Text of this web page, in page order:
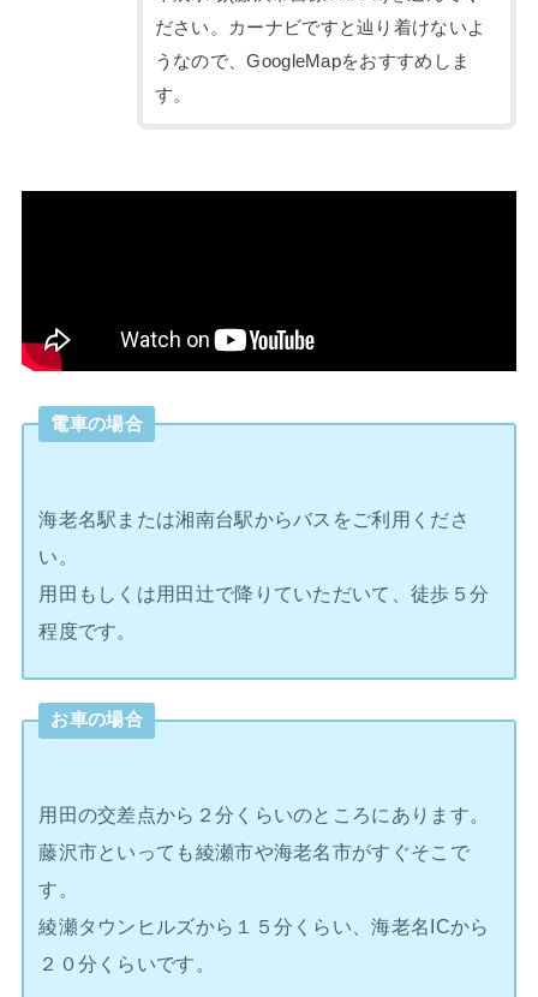
ださい。カーナビですと辿り着けないよ
うなので、GoogleMapをおすすめしま
す。
電車の場合
海老名駅または湘南台駅からバスをご利用くださ
い。
用田もしくは用田辻で降りていただいて、徒歩５分
程度です。
お車の場合
用田の交差点から２分くらいのところにあります。
藤沢市といっても綾瀬市や海老名市がすぐそこで
す。
綾瀬タウンヒルズから１５分くらい、海老名ICから
２０分くらいです。